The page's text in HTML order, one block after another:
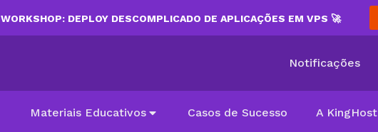
WORKSHOP: DEPLOY DESCOMPLICADO DE APLICAÇÕES EM VPS 🚀
Notificações
Materiais Educativos Casos de Sucesso A KingHost